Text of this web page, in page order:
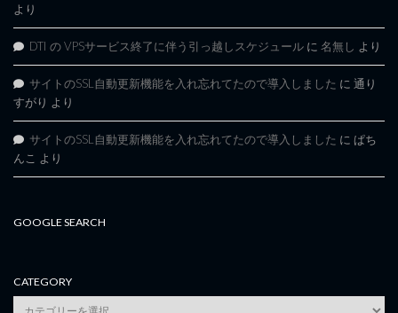
より
DTI の VPSサービス終了に伴う引っ越しスケジュール に 名無し より
サイトのSSL自動更新機能を入れ忘れてたので導入しました に 通り
すがり より
サイトのSSL自動更新機能を入れ忘れてたので導入しました に ぱち
んこ より
GOOGLE SEARCH
CATEGORY
category